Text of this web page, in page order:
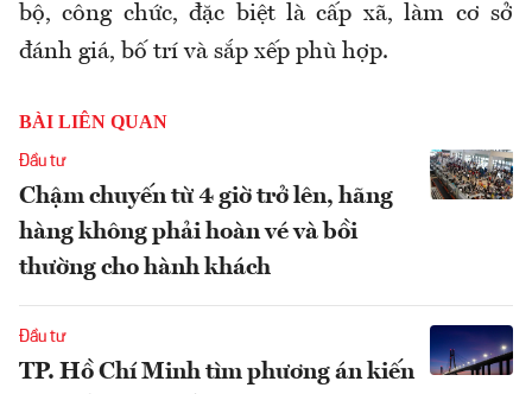
bộ, công chức, đặc biệt là cấp xã, làm cơ sở
đánh giá, bố trí và sắp xếp phù hợp.
BÀI LIÊN QUAN
Đầu tư
Chậm chuyến từ 4 giờ trở lên, hãng
hàng không phải hoàn vé và bồi
thường cho hành khách
Đầu tư
TP. Hồ Chí Minh tìm phương án kiến